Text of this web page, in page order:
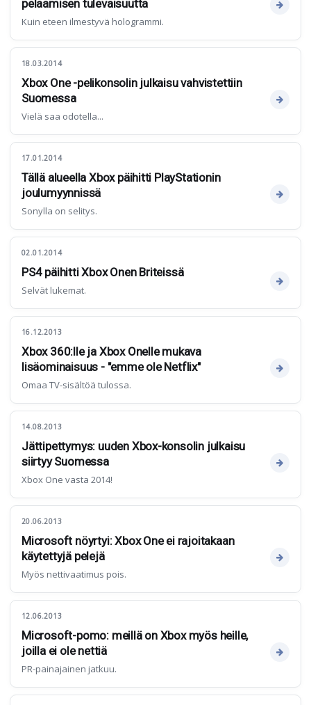
pelaamisen tulevaisuutta
Kuin eteen ilmestyvä hologrammi.
18.03.2014
Xbox One -pelikonsolin julkaisu vahvistettiin
Suomessa
Vielä saa odotella...
17.01.2014
Tällä alueella Xbox päihitti PlayStationin
joulumyynnissä
Sonylla on selitys.
02.01.2014
PS4 päihitti Xbox Onen Briteissä
Selvät lukemat.
16.12.2013
Xbox 360:lle ja Xbox Onelle mukava
lisäominaisuus - "emme ole Netflix"
Omaa TV-sisältöä tulossa.
14.08.2013
Jättipettymys: uuden Xbox-konsolin julkaisu
siirtyy Suomessa
Xbox One vasta 2014!
20.06.2013
Microsoft nöyrtyi: Xbox One ei rajoitakaan
käytettyjä pelejä
Myös nettivaatimus pois.
12.06.2013
Microsoft-pomo: meillä on Xbox myös heille,
joilla ei ole nettiä
PR-painajainen jatkuu.